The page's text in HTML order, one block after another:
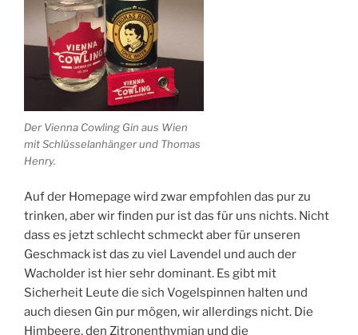
Der Vienna Cowling Gin aus Wien
mit Schlüsselanhänger und Thomas
Henry.
Auf der Homepage wird zwar empfohlen das pur zu
trinken, aber wir finden pur ist das für uns nichts. Nicht
dass es jetzt schlecht schmeckt aber für unseren
Geschmack ist das zu viel Lavendel und auch der
Wacholder ist hier sehr dominant. Es gibt mit
Sicherheit Leute die sich Vogelspinnen halten und
auch diesen Gin pur mögen, wir allerdings nicht. Die
Himbeere, den Zitronenthymian und die